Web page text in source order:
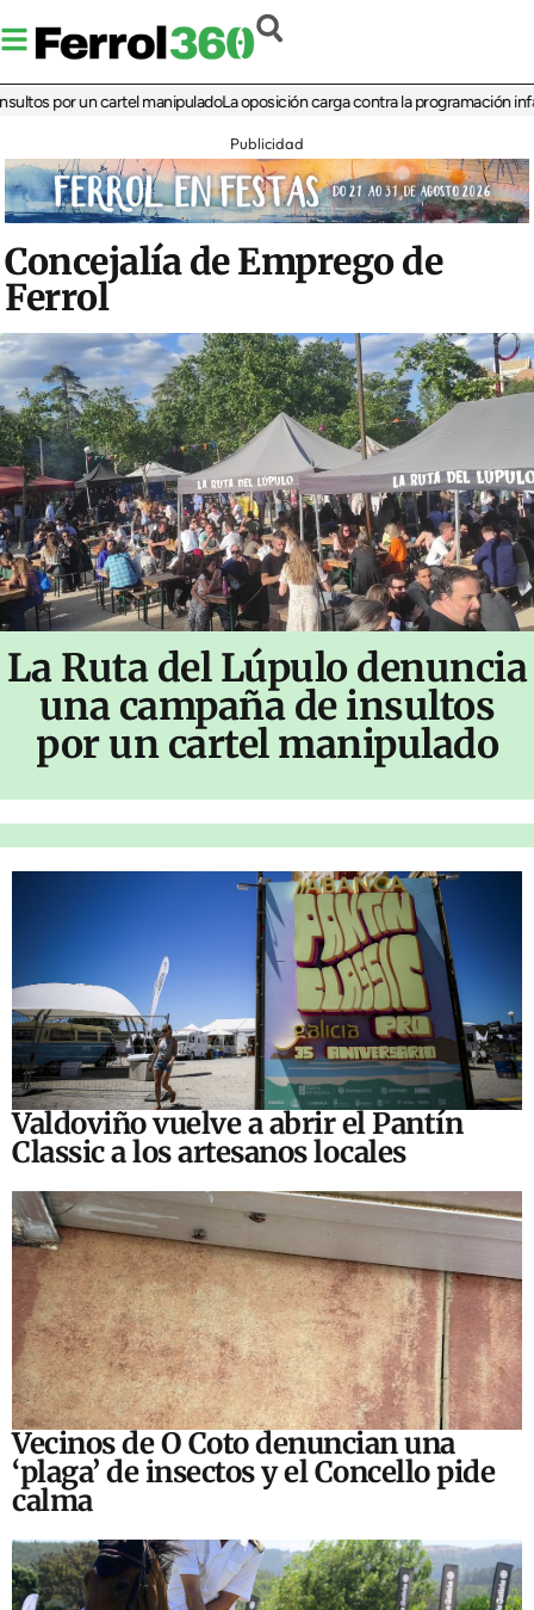
por un cartel manipuladoLa oposición carga contra la programación infantil
Publicidad
Concejalía de Emprego de
Ferrol
La Ruta del Lúpulo denuncia
una campaña de insultos
por un cartel manipulado
Valdoviño vuelve a abrir el Pantín
Classic a los artesanos locales
Vecinos de O Coto denuncian una
‘plaga’ de insectos y el Concello pide
calma